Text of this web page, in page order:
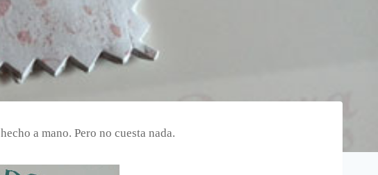
hecho a mano. Pero no cuesta nada.